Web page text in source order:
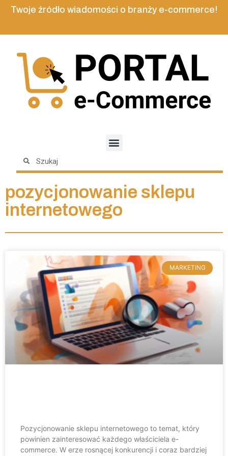
Twoje źródło wiadomości o branży e-commerce!
pozycjonowanie sklepu
internetowego
MARKETING
Pozycjonowanie sklepu internetowego to temat, który
powinien zainteresować każdego właściciela e-
commerce. W erze rosnącej konkurencji i coraz bardziej